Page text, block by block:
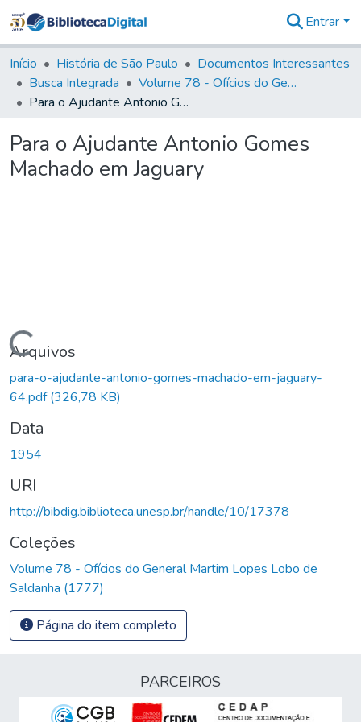
&
Coleções
Tudo na
Biblioteca
Estatísticas
Entrar
Início História de São Paulo
Documentos Interessantes
Busca Integrada
Volume 78 - Ofícios do General Martim Lopes Lobo de Saldanha (1777)
Para o Ajudante Antonio Gomes Machado em Jaguary
Para o Ajudante Antonio Gomes
Machado em Jaguary
Carregando...
Arquivos
para-o-ajudante-antonio-gomes-machado-em-jaguary-
64.pdf(326,78 KB)
Data
1954
URI
http://bibdig.biblioteca.unesp.br/handle/10/17378
Coleções
Volume 78 - Ofícios do General Martim Lopes Lobo de
Saldanha (1777)
Página do item completo
PARCEIROS